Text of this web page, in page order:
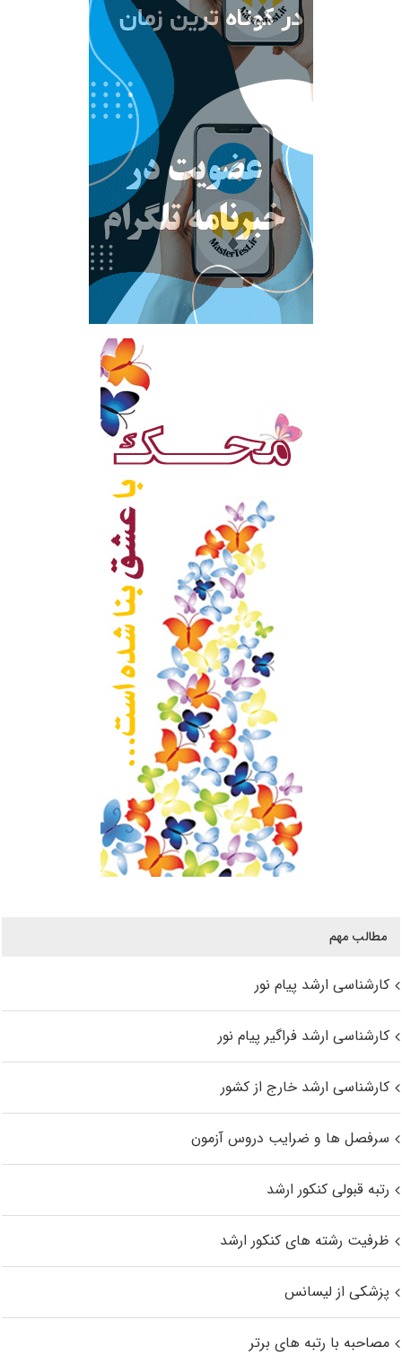
مطالب مهم
کارشناسی ارشد پیام نور
کارشناسی ارشد فراگیر پیام نور
کارشناسی ارشد خارج از کشور
سرفصل ها و ضرایب دروس آزمون
رتبه قبولی کنکور ارشد
ظرفیت رشته های کنکور ارشد
پزشکی از لیسانس
مصاحبه با رتبه های برتر